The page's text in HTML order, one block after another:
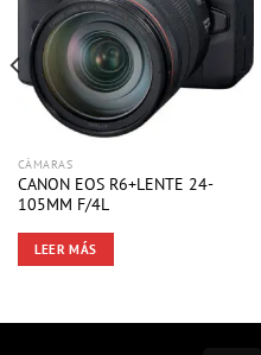
CÁMARAS
CANON EOS R6+LENTE 24-
105MM F/4L
LEER MÁS